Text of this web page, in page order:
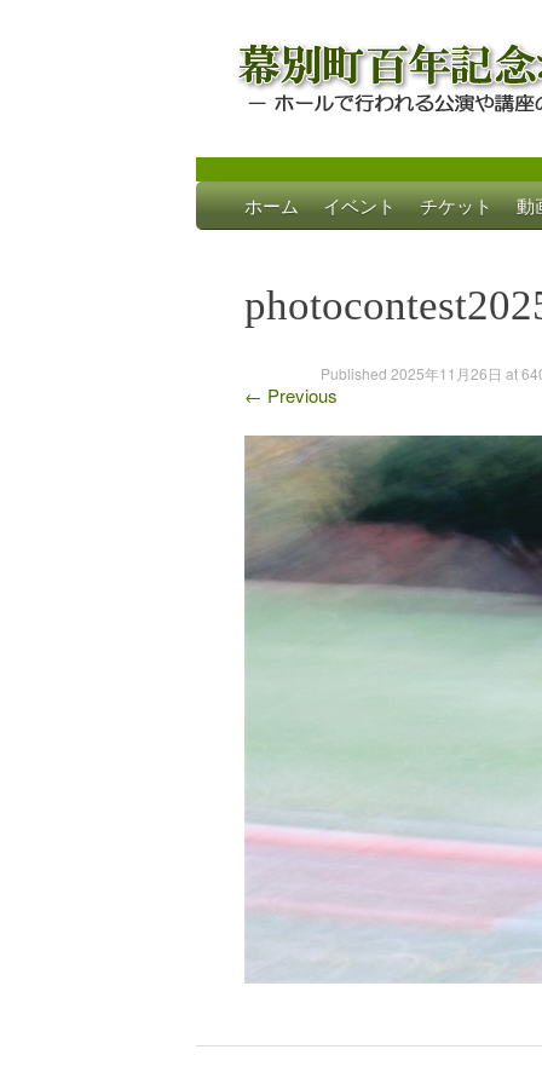
幕別町百年記
ホールで行われる公演や講座のご案内
Skip
to
ホーム イベント チケット 動
Published 2025年11月26日 at
← Previous